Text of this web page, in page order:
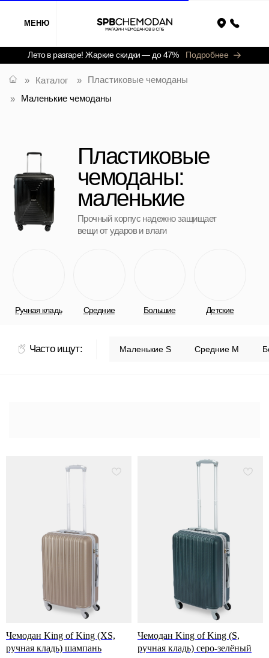
Пластиковые чемоданы
»
Каталог
Ручная кладь Средние Большие Детские
Прочный корпус надежно защищает
вещи от ударов и влаги
Чемодан King of King (XS,
ручная кладь) шампань
Чемодан King of King (S,
ручная кладь) серо-зелёный